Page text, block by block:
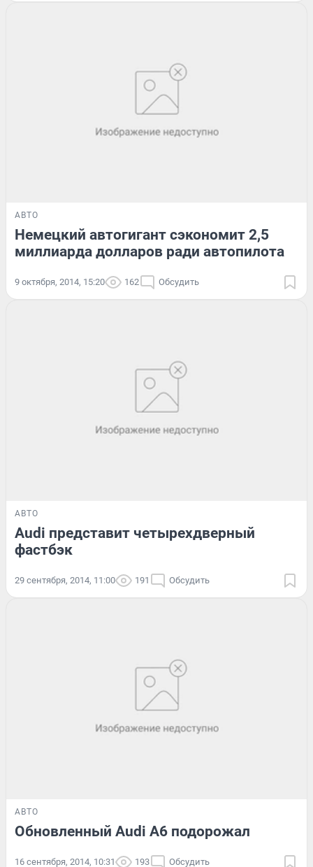
АВТО
Немецкий автогигант сэкономит 2,5
миллиарда долларов ради автопилота
9 октября, 2014, 15:20 162 Обсудить
АВТО
Audi представит четырехдверный
фастбэк
29 сентября, 2014, 11:00 191 Обсудить
АВТО
Обновленный Audi A6 подорожал
16 сентября, 2014, 10:31 193 Обсудить